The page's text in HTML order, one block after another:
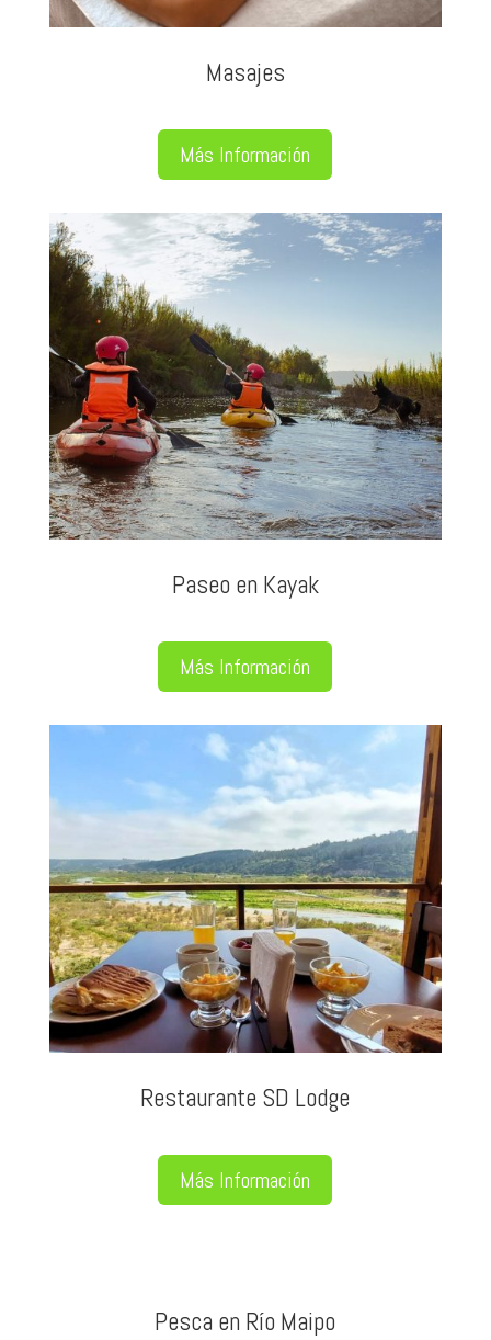
Masajes
Más Información
Paseo en Kayak
Más Información
Restaurante SD Lodge
Más Información
Pesca en Río Maipo